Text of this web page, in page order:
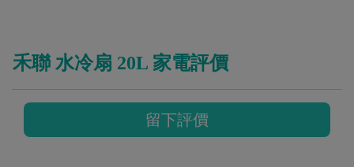
禾聯 水冷扇 20L 家電評價
留下評價